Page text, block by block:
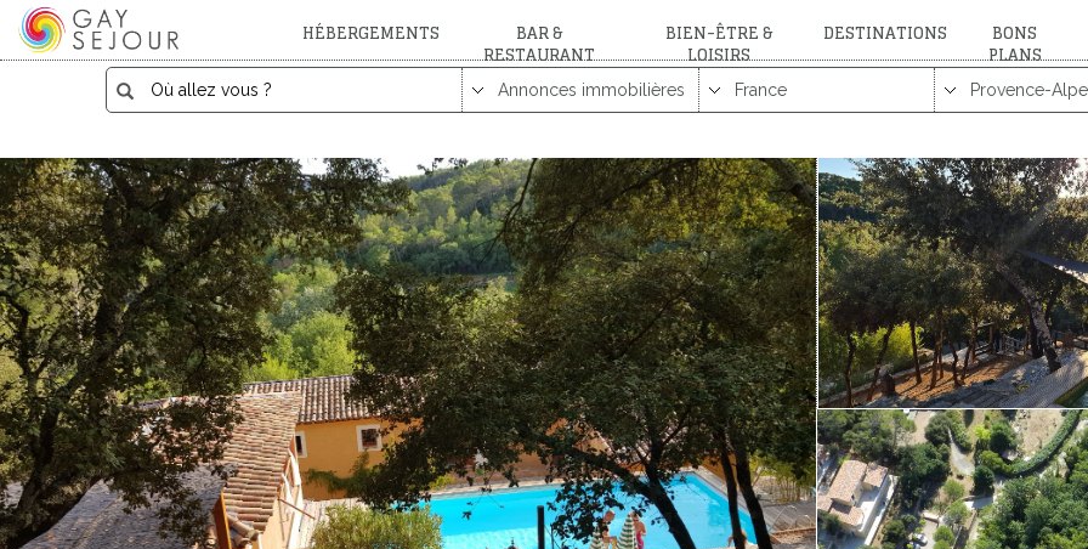
HÉBERGEMENTS BAR &
RESTAURANT
BIEN-ÊTRE &
LOISIRS
DESTINATIONS BONS
PLANS